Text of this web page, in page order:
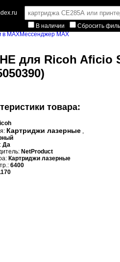
В наличии
Сбросить
Мессенджер MAX
для Ricoh Aficio
товара:
Картриджи лазерные ,
Да
NetProduct
Картриджи лазерные
6400